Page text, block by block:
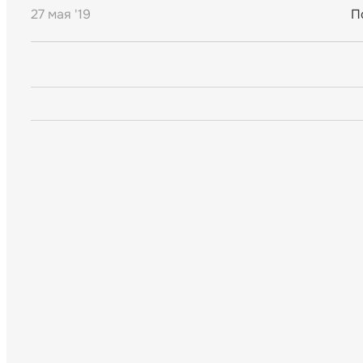
27 мая '19